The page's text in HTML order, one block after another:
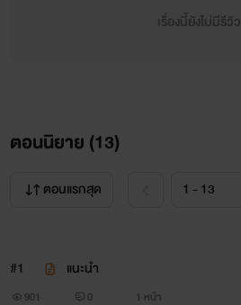
เรื่องนี้ยังไม่มีรีวิว
ตอนนิยาย (13)
ตอนแรกสุด
#1 แนะนำ
901 0 1 หน้า